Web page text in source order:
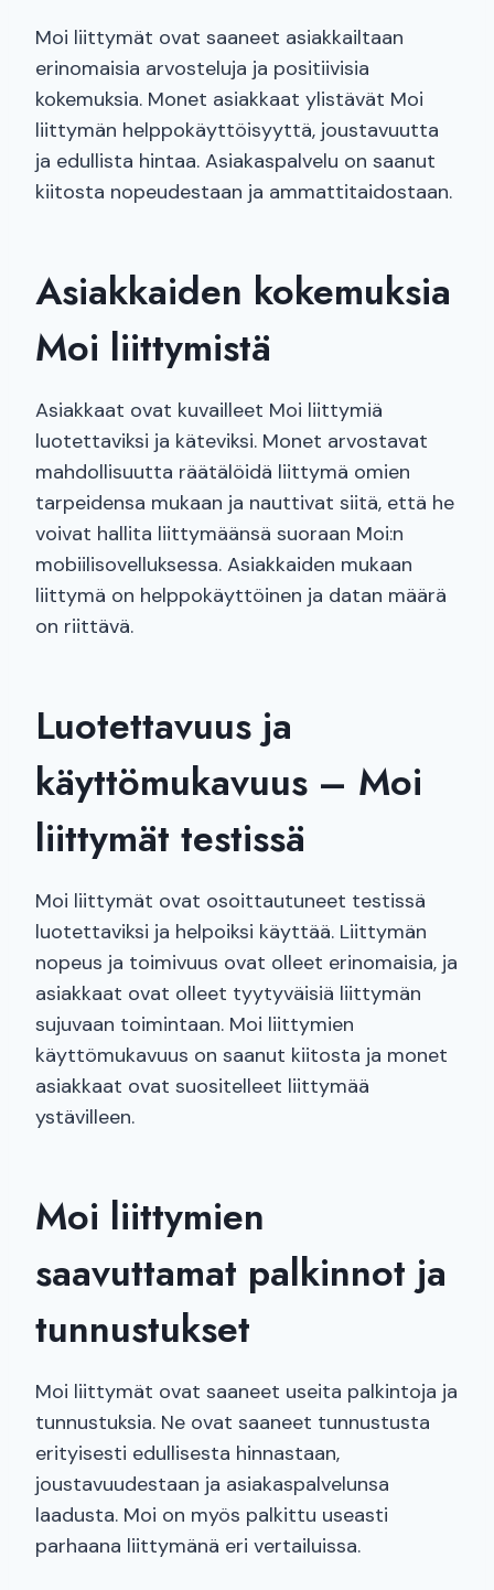
Moi liittymät ovat saaneet asiakkailtaan
erinomaisia arvosteluja ja positiivisia
kokemuksia. Monet asiakkaat ylistävät Moi
liittymän helppokäyttöisyyttä, joustavuutta
ja edullista hintaa. Asiakaspalvelu on saanut
kiitosta nopeudestaan ja ammattitaidostaan.
Asiakkaiden kokemuksia
Moi liittymistä
Asiakkaat ovat kuvailleet Moi liittymiä
luotettaviksi ja käteviksi. Monet arvostavat
mahdollisuutta räätälöidä liittymä omien
tarpeidensa mukaan ja nauttivat siitä, että he
voivat hallita liittymäänsä suoraan Moi:n
mobiilisovelluksessa. Asiakkaiden mukaan
liittymä on helppokäyttöinen ja datan määrä
on riittävä.
Luotettavuus ja
käyttömukavuus – Moi
liittymät testissä
Moi liittymät ovat osoittautuneet testissä
luotettaviksi ja helpoiksi käyttää. Liittymän
nopeus ja toimivuus ovat olleet erinomaisia, ja
asiakkaat ovat olleet tyytyväisiä liittymän
sujuvaan toimintaan. Moi liittymien
käyttömukavuus on saanut kiitosta ja monet
asiakkaat ovat suositelleet liittymää
ystävilleen.
Moi liittymien
saavuttamat palkinnot ja
tunnustukset
Moi liittymät ovat saaneet useita palkintoja ja
tunnustuksia. Ne ovat saaneet tunnustusta
erityisesti edullisesta hinnastaan,
joustavuudestaan ja asiakaspalvelunsa
laadusta. Moi on myös palkittu useasti
parhaana liittymänä eri vertailuissa.